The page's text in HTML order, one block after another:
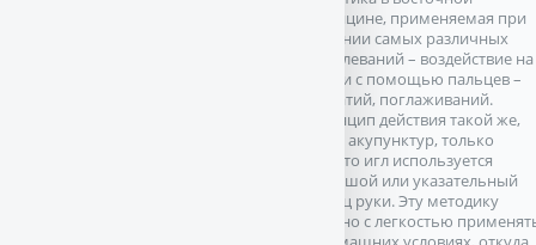
медицине, применяемая при
лечении самых различных
заболеваний – воздействие на
точки с помощью пальцев –
нажатий, поглаживаний.
Принцип действия такой же,
как у акупунктур, только
вместо игл используется
большой или указательный
палец руки. Эту методику
можно с легкостью